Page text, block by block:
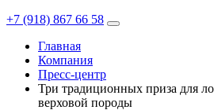
+7 (918) 867 66 58
Главная
Компания
Пресс-центр
Три традиционных приза для
верховой породы